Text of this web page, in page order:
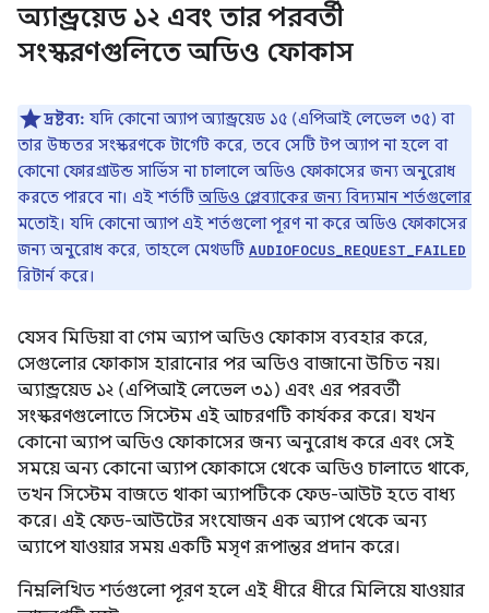
অ্যান্ড্রয়েড ১২ এবং তার পরবর্তী
সংস্করণগুলিতে অডিও ফোকাস
দ্রষ্টব্য: যদি কোনো অ্যাপ অ্যান্ড্রয়েড ১৫ (এপিআই লেভেল ৩৫) বা
তার উচ্চতর সংস্করণকে টার্গেট করে, তবে সেটি টপ অ্যাপ না হলে বা
কোনো ফোরগ্রাউন্ড সার্ভিস না চালালে অডিও ফোকাসের জন্য অনুরোধ
করতে পারবে না। এই শর্তটিঅডিও প্লেব্যাকের জন্য বিদ্যমান শর্তগুলোর
মতোই। যদি কোনো অ্যাপ এই শর্তগুলো পূরণ না করে অডিও ফোকাসের
জন্য অনুরোধ করে, তাহলে মেথডটি AUDIOFOCUS_REQUEST_FAILED
রিটার্ন করে।
যেসব মিডিয়া বা গেম অ্যাপ অডিও ফোকাস ব্যবহার করে,
সেগুলোর ফোকাস হারানোর পর অডিও বাজানো উচিত নয়।
অ্যান্ড্রয়েড ১২ (এপিআই লেভেল ৩১) এবং এর পরবর্তী
সংস্করণগুলোতে সিস্টেম এই আচরণটি কার্যকর করে। যখন
কোনো অ্যাপ অডিও ফোকাসের জন্য অনুরোধ করে এবং সেই
সময়ে অন্য কোনো অ্যাপ ফোকাসে থেকে অডিও চালাতে থাকে,
তখন সিস্টেম বাজতে থাকা অ্যাপটিকে ফেড-আউট হতে বাধ্য
করে। এই ফেড-আউটের সংযোজন এক অ্যাপ থেকে অন্য
অ্যাপে যাওয়ার সময় একটি মসৃণ রূপান্তর প্রদান করে।
নিম্নলিখিত শর্তগুলো পূরণ হলে এই ধীরে ধীরে মিলিয়ে যাওয়ার